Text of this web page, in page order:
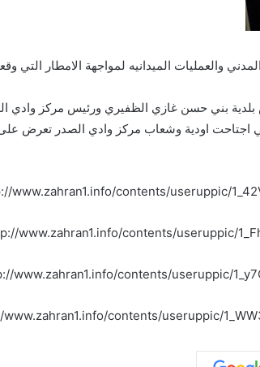
والعمليات الميدانيه لمواجهة الامطار التي
بني حسن غازي الظفيري ورئيس مركز وادي
اجتاحت اودية وشعاب مركز وادي الصدر تعرض